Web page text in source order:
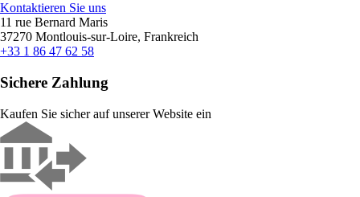
Kontaktieren Sie uns
11 rue Bernard Maris
37270 Montlouis-sur-Loire, Frankreich
+33 1 86 47 62 58
Sichere Zahlung
Kaufen Sie sicher auf unserer Website ein